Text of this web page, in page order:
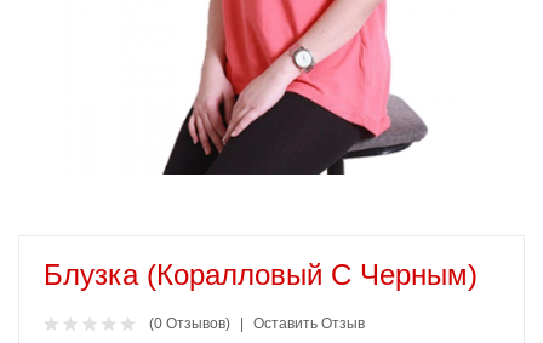
Блузка (коралловый С Черным)
(0 Отзывов) Оставить Отзыв